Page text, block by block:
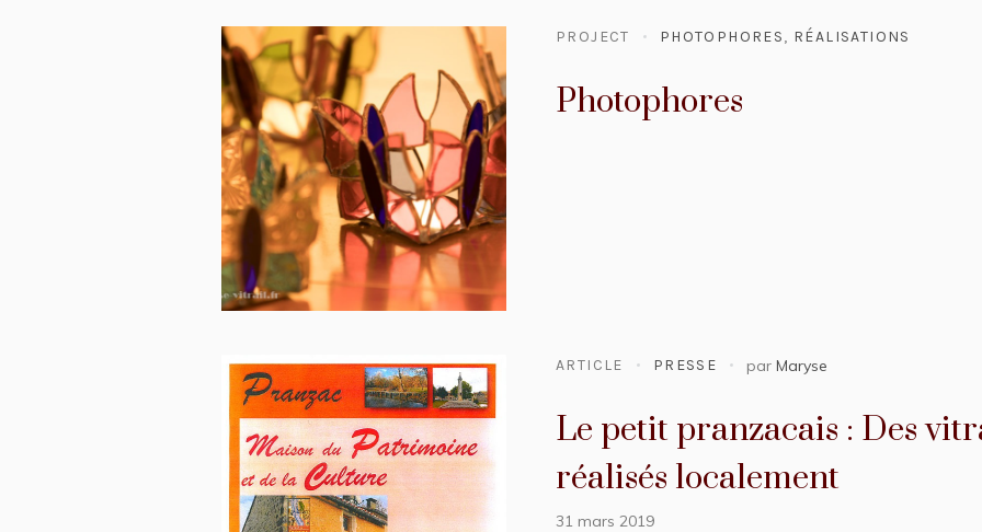
PROJECT PHOTOPHORES, RÉALISATIONS
Photophores
ARTICLE PRESSE parMaryse
Le petit pranzacais : Des
réalisés localement
31 mars 2019